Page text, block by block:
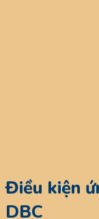
Điều kiện
DBC